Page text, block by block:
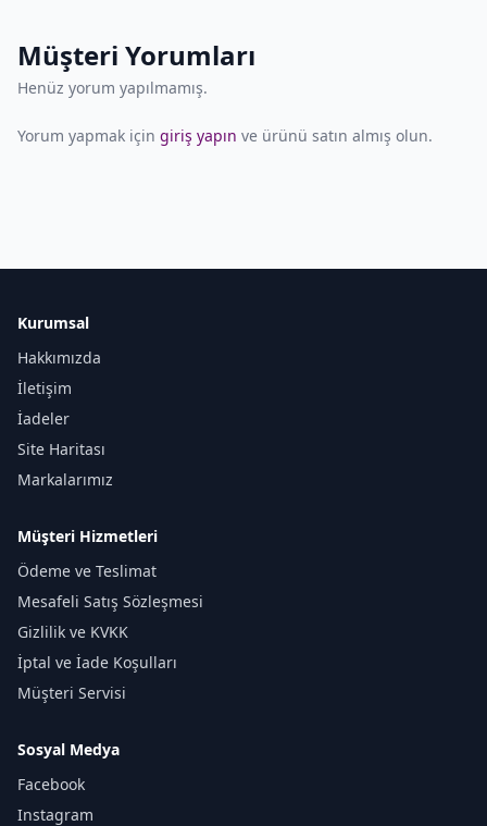
Müşteri Yorumları
Henüz yorum yapılmamış.
Yorum yapmak için giriş yapın ve ürünü satın almış olun.
Kurumsal
Hakkımızda
İletişim
İadeler
Site Haritası
Markalarımız
Müşteri Hizmetleri
Ödeme ve Teslimat
Mesafeli Satış Sözleşmesi
Gizlilik ve KVKK
İptal ve İade Koşulları
Müşteri Servisi
Sosyal Medya
Facebook
Instagram